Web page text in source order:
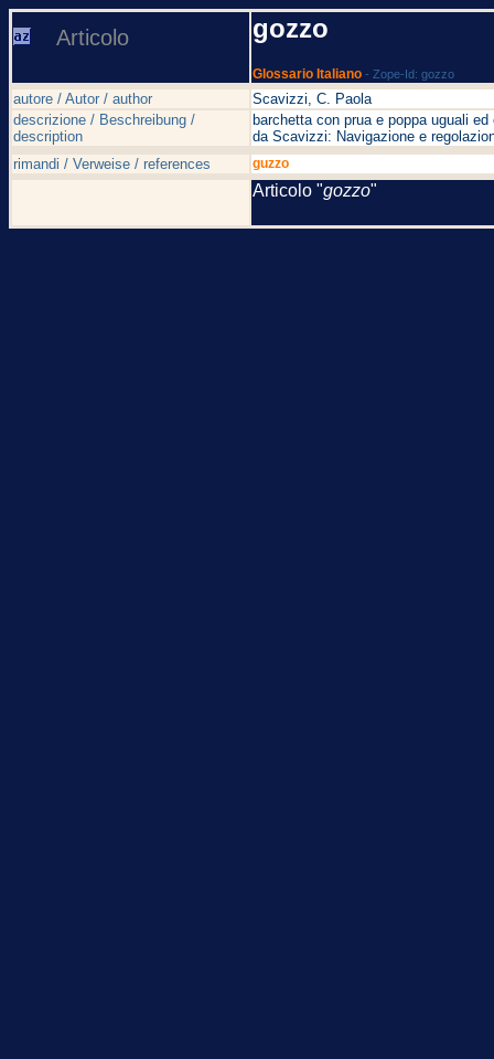
Articolo gozzo
Glossario Italiano - Zope-Id: gozzo
autore / Autor / author
Scavizzi, C. Paola
descrizione / Beschreibung /
description
barchetta con prua e poppa uguali
da Scavizzi: Navigazione e
rimandi / Verweise / references
guzzo
Articolo "gozzo"